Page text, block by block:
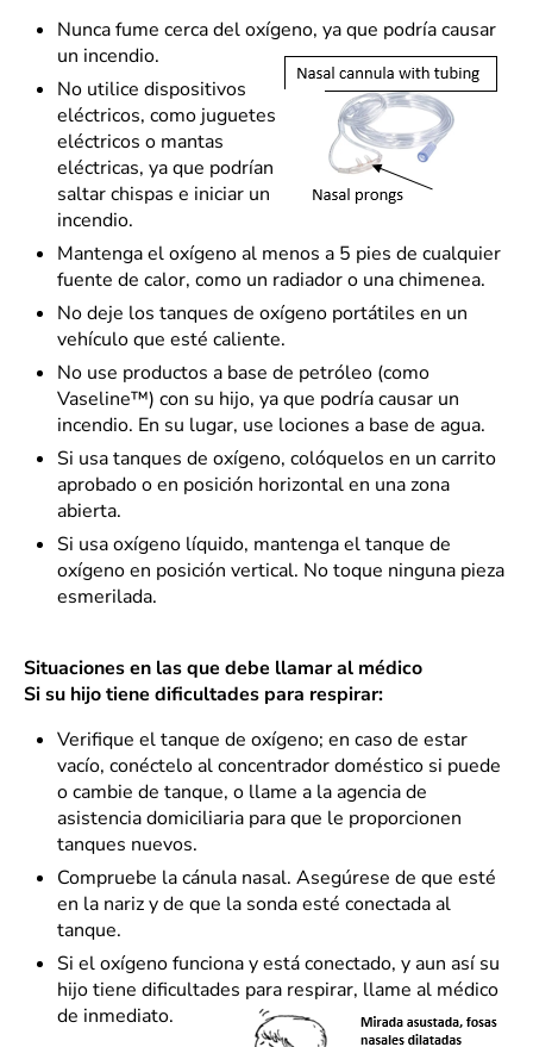
Nunca fume cerca del oxígeno, ya que podría causar
un incendio.
No utilice dispositivos
eléctricos, como juguetes
eléctricos o mantas
eléctricas, ya que podrían
saltar chispas e iniciar un
incendio.
Mantenga el oxígeno al menos a 5 pies de cualquier
fuente de calor, como un radiador o una chimenea.
No deje los tanques de oxígeno portátiles en un
vehículo que esté caliente.
No use productos a base de petróleo (como
Vaseline™) con su hijo, ya que podría causar un
incendio. En su lugar, use lociones a base de agua.
Si usa tanques de oxígeno, colóquelos en un carrito
aprobado o en posición horizontal en una zona
abierta.
Si usa oxígeno líquido, mantenga el tanque de
oxígeno en posición vertical. No toque ninguna pieza
esmerilada.
Situaciones en las que debe llamar al médico
Si su hijo tiene dificultades para respirar:
Verifique el tanque de oxígeno; en caso de estar
vacío, conéctelo al concentrador doméstico si puede
o cambie de tanque, o llame a la agencia de
asistencia domiciliaria para que le proporcionen
tanques nuevos.
Compruebe la cánula nasal. Asegúrese de que esté
en la nariz y de que la sonda esté conectada al
tanque.
Si el oxígeno funciona y está conectado, y aun así su
hijo tiene dificultades para respirar, llame al médico
de inmediato.